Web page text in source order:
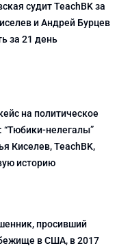
судит TeachBK за
и Андрей Бурцев
за 21 день
на политическое
нелегалы”
Киселев, TeachBK,
историю
просивший
в США, в 2017